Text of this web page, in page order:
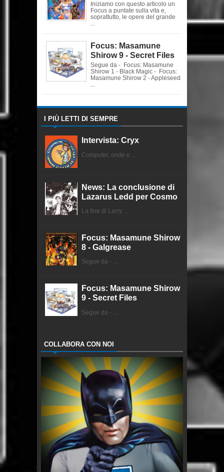
Iniziamo con questo articolo un
Focus a puntate sulla vita e,
soprattutto, le opere del grande
Focus: Masamune
Shirow 9 - Secret Files
Segue da - Focus: Masamune
Shirow 1 - Black Magic - Focus:
Masamune Shirow 2 - Appleseed
I PIÙ LETTI DI SEMPRE
Intervista: Cryx
Computer, onde e ...
News: La conclusione di
Lazarus Ledd per Cosmo
La fine di Larry ...
Focus: Masamune Shirow
8 - Galgrease
Segue da - ...
Focus: Masamune Shirow
9 - Secret Files
Segue da - ...
COLLABORA CON NOI